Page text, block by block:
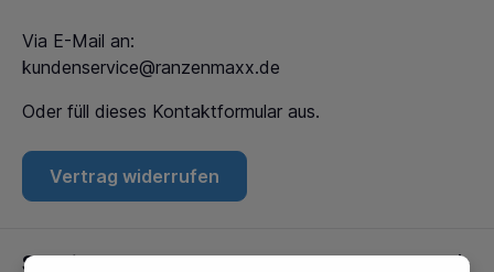
Via E-Mail an:
kundenservice@ranzenmaxx.de
Oder füll dieses Kontaktformular aus.
Vertrag widerrufen
Service